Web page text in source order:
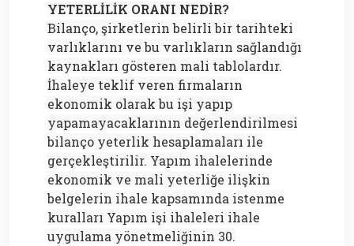
YETERLİLİK ORANI NEDİR?
Bilanço, şirketlerin belirli bir tarihteki
varlıklarını ve bu varlıkların sağlandığı
kaynakları gösteren mali tablolardır.
İhaleye teklif veren firmaların
ekonomik olarak bu işi yapıp
yapamayacaklarının değerlendirilmesi
bilanço yeterlik hesaplamaları ile
gerçekleştirilir. Yapım ihalelerinde
ekonomik ve mali yeterliğe ilişkin
belgelerin ihale kapsamında istenme
kuralları Yapım işi ihaleleri ihale
uygulama yönetmeliğinin 30.